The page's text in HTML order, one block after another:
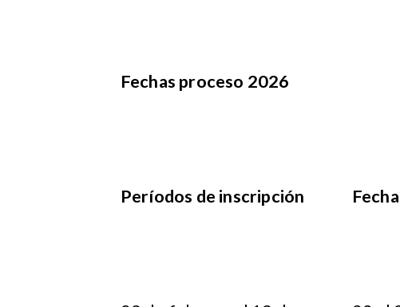
Fechas proceso 2026
Períodos de inscripción